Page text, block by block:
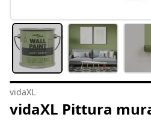
vidaXL
vidaXL Pittura